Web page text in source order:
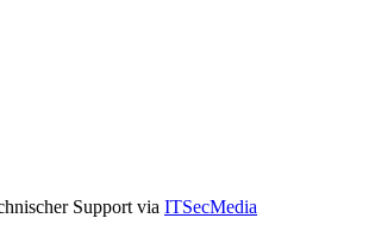
Support via ITSecMedia